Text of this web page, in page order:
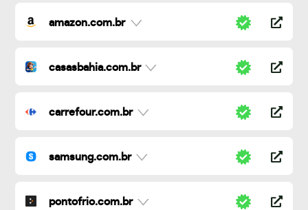
amazon.com.br
casasbahia.com.br
carrefour.com.br
samsung.com.br
pontofrio.com.br